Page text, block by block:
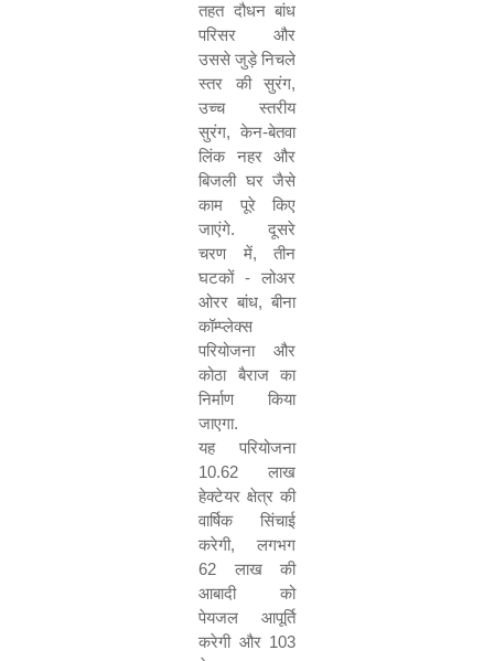
तहत दौधन बांध
परिसर और
उससे जुड़े निचले
स्तर की सुरंग,
उच्च स्तरीय
सुरंग, केन-बेतवा
लिंक नहर और
बिजली घर जैसे
काम पूरे किए
जाएंगे. दूसरे
चरण में, तीन
घटकों - लोअर
ओरर बांध, बीना
कॉम्प्लेक्स
परियोजना और
कोठा बैराज का
निर्माण किया
जाएगा.
यह परियोजना
10.62 लाख
हेक्टेयर क्षेत्र की
वार्षिक सिंचाई
करेगी, लगभग
62 लाख की
आबादी को
पेयजल आपूर्ति
करेगी और 103